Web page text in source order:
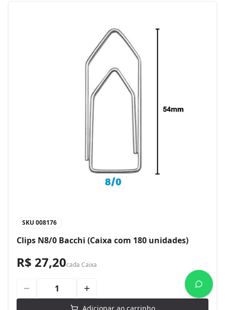
SKU 008176
Clips N8/0 Bacchi (Caixa com 180 unidades)
R$ 27,20cada Caixa